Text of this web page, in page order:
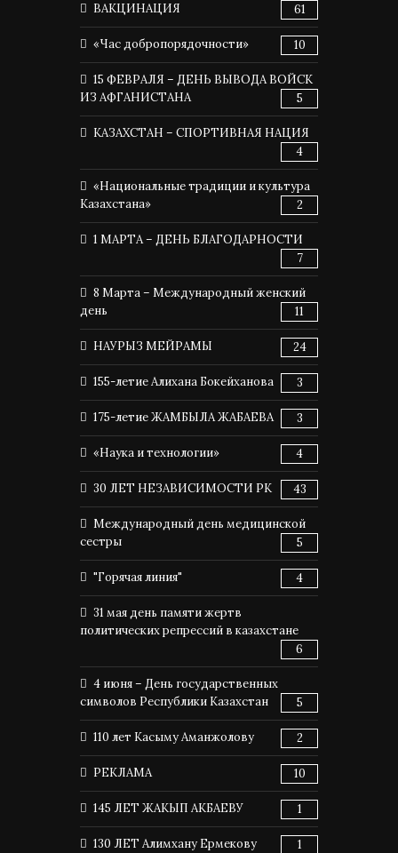
ВАКЦИНАЦИЯ 61
«Час добропорядочности» 10
15 ФЕВРАЛЯ – ДЕНЬ ВЫВОДА ВОЙСК
ИЗ АФГАНИСТАНА
5
КАЗАХСТАН – СПОРТИВНАЯ НАЦИЯ
4
«Национальные традиции и культура
Казахстана»
2
1 МАРТА – ДЕНЬ БЛАГОДАРНОСТИ
7
8 Марта – Международный женский
день
11
НАУРЫЗ МЕЙРАМЫ 24
155-летие Алихана Бокейханова 3
175-летие ЖАМБЫЛА ЖАБАЕВА 3
«Наука и технологии» 4
30 ЛЕТ НЕЗАВИСИМОСТИ РК 43
Международный день медицинской
сестры
5
"Горячая линия" 4
31 мая день памяти жертв
политических репрессий в казахстане
6
4 июня – День государственных
символов Республики Казахстан
5
110 лет Касыму Аманжолову 2
РЕКЛАМА 10
145 ЛЕТ ЖАКЫП АКБАЕВУ 1
130 ЛЕТ Алимхану Ермекову 1